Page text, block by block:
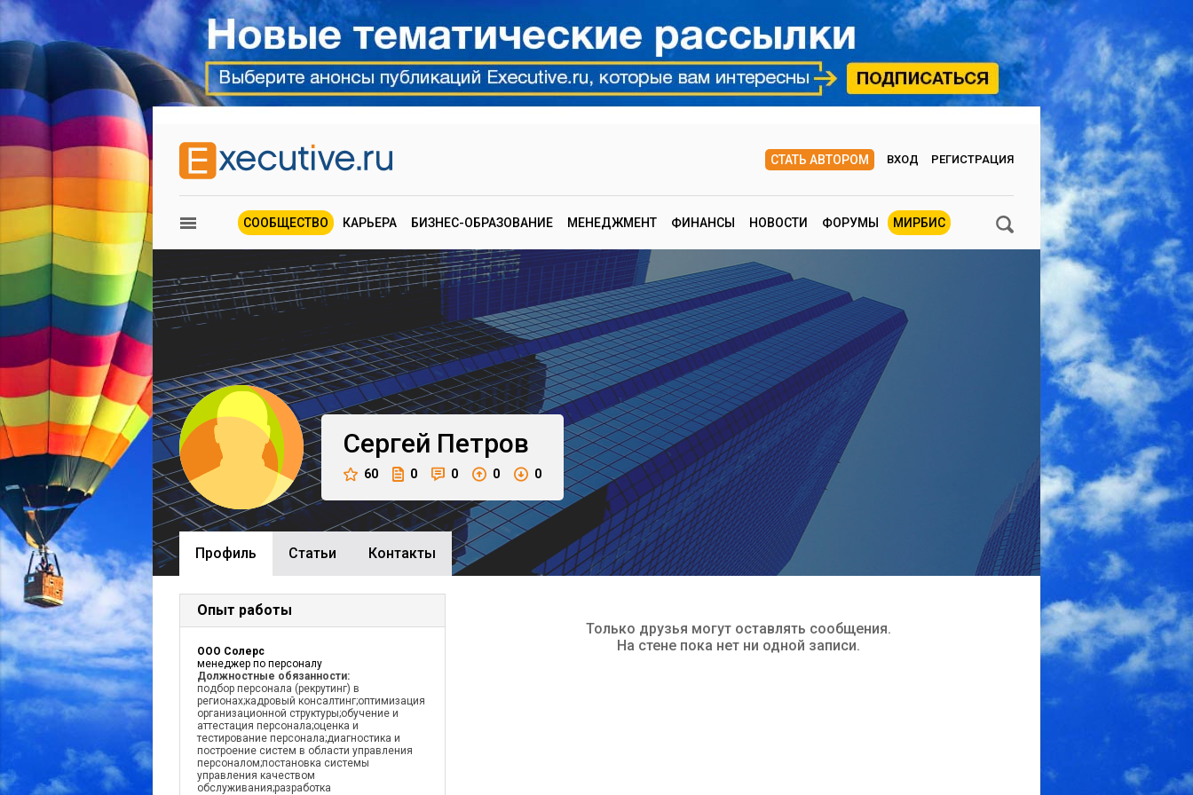
СТАТЬ АВТОРОМ ВХОД РЕГИСТРАЦИЯ
СООБЩЕСТВО КАРЬЕРА БИЗНЕС-ОБРАЗОВАНИЕ МЕНЕДЖМЕНТ ФИНАНСЫ НОВОСТИ ФОРУМЫ МИРБИС
Сергей Петров
60 0 0 0 0
Профиль Cтатьи Контакты
Опыт работы
OOO Солерс
менеджер по персоналу
Должностные обязанности:
подбор персонала (рекрутинг) в
регионах;кадровый консалтинг;оптимизация
организационной структуры;обучение и
аттестация персонала;оценка и
тестирование персонала;диагностика и
построение систем в области управления
персоналом;постановка системы
управления качеством
обслуживания;разработка
Только друзья могут оставлять сообщения.
На стене пока нет ни одной записи.